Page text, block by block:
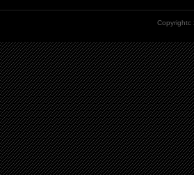
Copyrightc